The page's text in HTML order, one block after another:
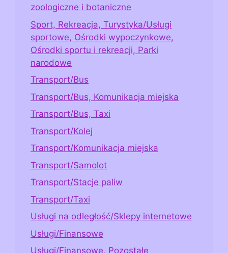
zoologiczne i botaniczne
Sport, Rekreacja, Turystyka/Usługi
sportowe, Ośrodki wypoczynkowe,
Ośrodki sportu i rekreacji, Parki
narodowe
Transport/Bus
Transport/Bus, Komunikacja miejska
Transport/Bus, Taxi
Transport/Kolej
Transport/Komunikacja miejska
Transport/Samolot
Transport/Stacje paliw
Transport/Taxi
Usługi na odległość/Sklepy internetowe
Usługi/Finansowe
Usługi/Finansowe, Pozostałe